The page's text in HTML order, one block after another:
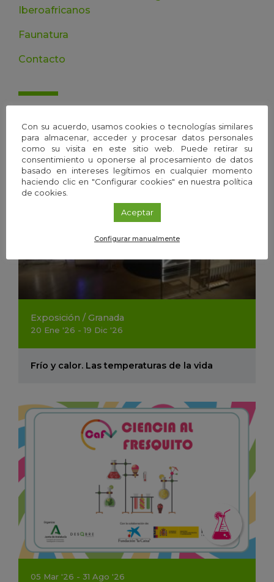
Iberoafricanos
Faunatura
Contacto
Exposición / Granada
20 Ene '26 - 19 Dic '26
Frío y calor. Las temperaturas de la vida
05 Mar '26 - 31 Ago '26
Con su acuerdo, usamos cookies o tecnologías similares
para almacenar, acceder y procesar datos personales
como su visita en este sitio web. Puede retirar su
consentimiento u oponerse al procesamiento de datos
basado en intereses legítimos en cualquier momento
haciendo clic en "Configurar cookies" en nuestra política
de cookies.
Aceptar
Configurar manualmente